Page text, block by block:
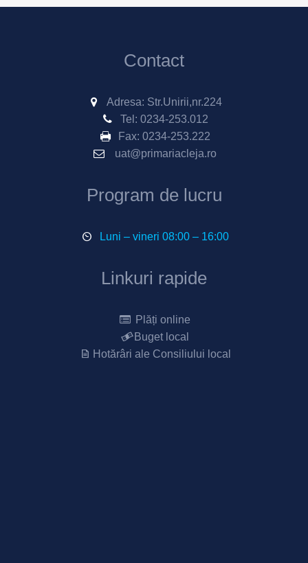
Contact
Adresa: Str.Unirii,nr.224
Tel: 0234-253.012
Fax: 0234-253.222
uat@primariacleja.ro
Program de lucru
Luni – vineri 08:00 – 16:00
Linkuri rapide
Plăți online
Buget local
Hotărâri ale Consiliului local